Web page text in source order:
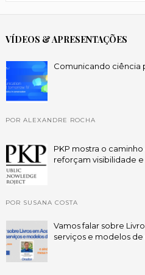
VÍDEOS & APRESENTAÇÕES
Comunicando ciência
POR ALEXANDRE ROCHA
PKP mostra o
reforçam visibilidade
POR SUSANA COSTA
Vamos falar sobre
serviços e modelos